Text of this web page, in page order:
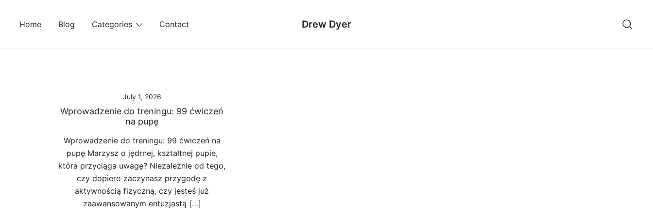
Home Blog Categories Contact Drew Dyer
July 1, 2026
Wprowadzenie do treningu: 99 ćwiczeń
na pupę
Wprowadzenie do treningu: 99 ćwiczeń na
pupę Marzysz o jędrnej, kształtnej pupie,
która przyciąga uwagę? Niezależnie od tego,
czy dopiero zaczynasz przygodę z
aktywnością fizyczną, czy jesteś już
zaawansowanym entuzjastą […]